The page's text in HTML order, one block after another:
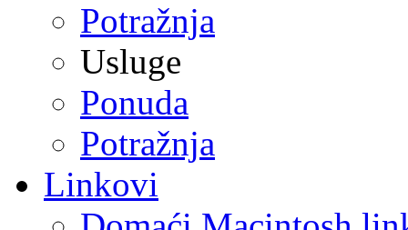
Potražnja
Usluge
Ponuda
Potražnja
Linkovi